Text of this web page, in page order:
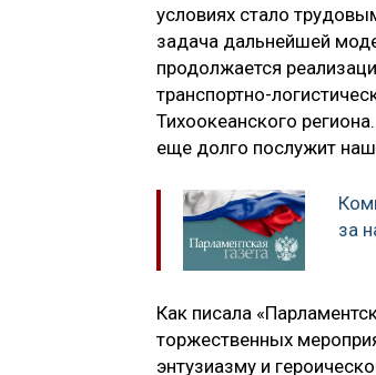
условиях стало
задача дальнейшей
продолжается
транспортно-
Тихоокеанского
еще долго послужит
за
Как писала
торжественных
энтузиазму и